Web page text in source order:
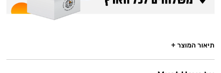
תיאור המוצר +